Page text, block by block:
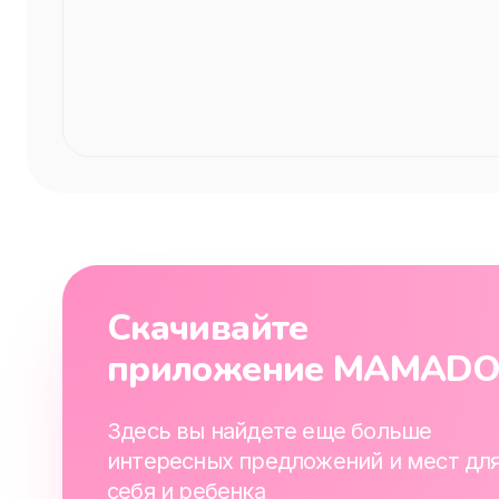
Скачивайте
приложение
Здесь вы найдете еще больше
интересных предложений и мест
себя и ребенка